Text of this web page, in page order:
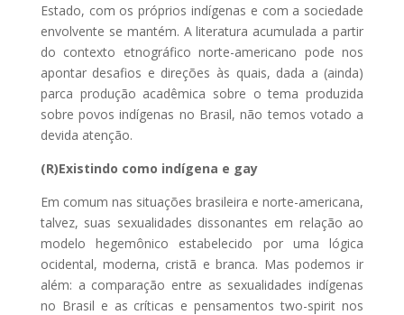
Estado, com os próprios indígenas e com a sociedade
envolvente se mantém. A literatura acumulada a partir
do contexto etnográfico norte-americano pode nos
apontar desafios e direções às quais, dada a (ainda)
parca produção acadêmica sobre o tema produzida
sobre povos indígenas no Brasil, não temos votado a
devida atenção.
(R)Existindo como indígena e gay
Em comum nas situações brasileira e norte-americana,
talvez, suas sexualidades dissonantes em relação ao
modelo hegemônico estabelecido por uma lógica
ocidental, moderna, cristã e branca. Mas podemos ir
além: a comparação entre as sexualidades indígenas
no Brasil e as críticas e pensamentos two-spirit nos